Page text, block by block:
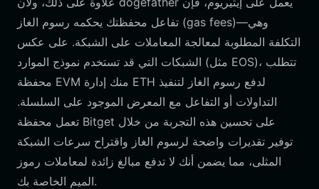
تفاعل محفظتك يحكمه رسوم الغاز (gas fees)—وهي
التكلفة المطلوبة لمعالجة المعاملات على الشبكة. على عكس
الشبكات التي قد تستخدم نموذج الموارد (مثل EOS)، تتطلب
محفظة EVM منك إدارة ETH لدفع رسوم الغاز لتنفيذ
التداولات أو التفاعل مع المعرض الموجود على السلسلة.
تعمل محفظة Bitget على تحسين هذه التجربة من خلال
توفير تقديرات واضحة لرسوم الغاز واقتراح سرعات الشبكة
المثلى، مما يضمن أنك لا تدفع مبالغ زائدة لمعاملات رموز
الميم الخاصة بك.